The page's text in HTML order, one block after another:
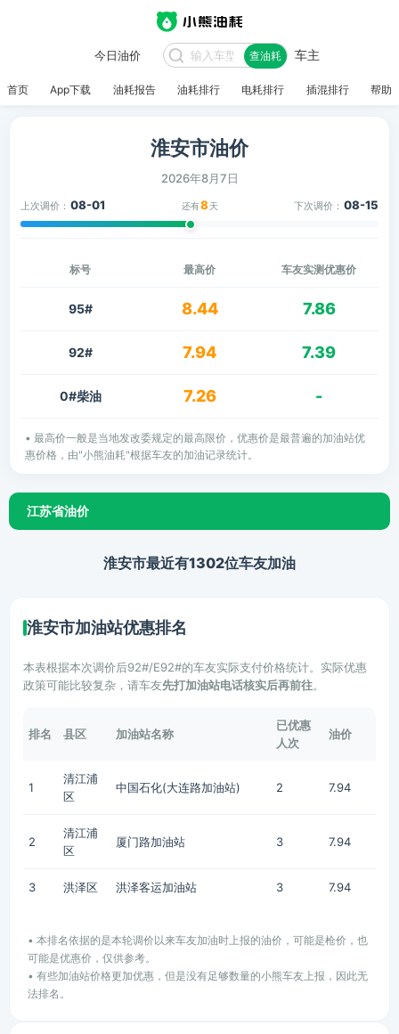
今日油价 查油耗 车主
首页 App下载 油耗报告 油耗排行 电耗排行 插混排行 帮助
淮安市油价
2026年8月7日
上次调价： 08-01 还有8 天 下次调价： 08-15
标号 最高价 车友实测优惠价
95# 8.44 7.86
92# 7.94 7.39
0#柴油 7.26 -
• 最高价一般是当地发改委规定的最高限价，优惠价是最普遍的加油站优
惠价格，由"小熊油耗"根据车友的加油记录统计。
江苏省油价
淮安市最近有1302位车友加油
淮安市加油站优惠排名
本表根据本次调价后92#/E92#的车友实际支付价格统计。实际优惠
政策可能比较复杂，请车友先打加油站电话核实后再前往。
排名 县区 加油站名称
已优惠
人次
油价
1
清江浦
区
中国石化(大连路加油站) 2 7.94
2
清江浦
区
厦门路加油站 3 7.94
3 洪泽区 洪泽客运加油站 3 7.94
• 本排名依据的是本轮调价以来车友加油时上报的油价，可能是枪价，也
可能是优惠价，仅供参考。
• 有些加油站价格更加优惠，但是没有足够数量的小熊车友上报，因此无
法排名。